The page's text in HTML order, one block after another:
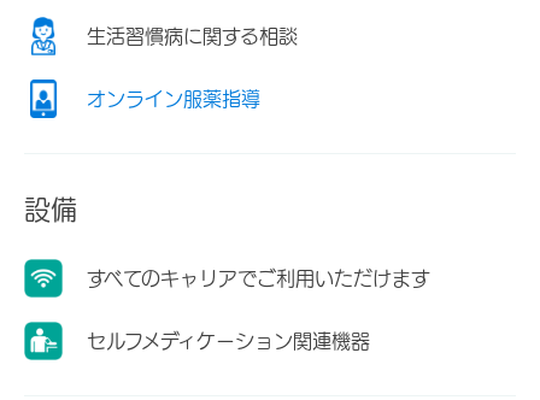
生活習慣病に関する相談
オンライン服薬指導
設備
すべてのキャリアでご利用いただけます
セルフメディケーション関連機器